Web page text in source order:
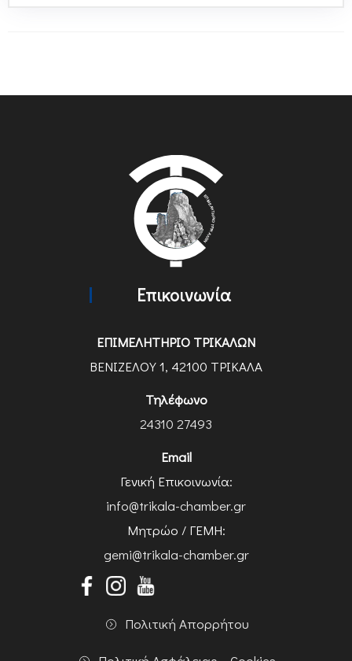
Επικοινωνία
ΕΠΙΜΕΛΗΤΗΡΙΟ ΤΡΙΚΑΛΩΝ
ΒΕΝΙΖΕΛΟΥ 1, 42100 ΤΡΙΚΑΛΑ
Τηλέφωνο
24310 27493
Email
Γενική Επικοινωνία:
info@trikala-chamber.gr
Μητρώο / ΓΕΜΗ:
gemi@trikala-chamber.gr
Πολιτική Απορρήτου